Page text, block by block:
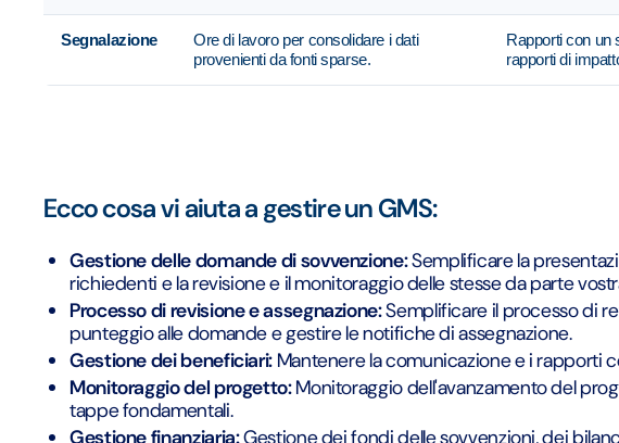
Segnalazione
Ore di lavoro per consolidare i dati
provenienti da fonti sparse.
Rapporti con un
rapporti di
Ecco cosa vi aiuta a gestire un GMS:
Gestione delle domande di sovvenzione:Semplificare la
richiedenti e la revisione e il monitoraggio delle stesse da parte
Processo di revisione e assegnazione:Semplificare il processo di
punteggio alle domande e gestire le notifiche di assegnazione.
Gestione dei beneficiari: Mantenere la comunicazione e i rapporti
Monitoraggio del progetto:Monitoraggio dell'avanzamento del
tappe fondamentali.
Gestione finanziaria:Gestione dei fondi delle sovvenzioni, dei